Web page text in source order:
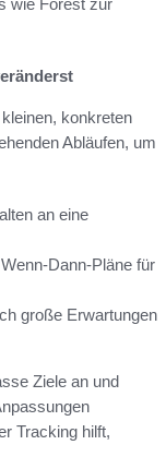
wie Forest zur
konkreten
Abläufen, um
an eine
Dann-Pläne für
große Erwartungen
Ziele an und
Tracking hilft,